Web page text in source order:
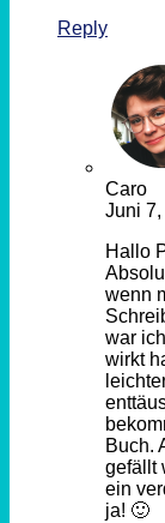
Reply
Caro
Juni
Hallo
wenn
war
wirkt
Buch.
gefällt
ein
ja! 🙂